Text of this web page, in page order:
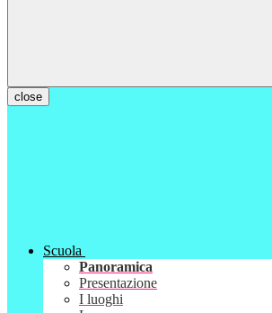
close
Scuola
Panoramica
Presentazione
I luoghi